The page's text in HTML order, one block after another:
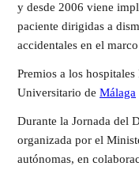
y desde 2006 viene
paciente dirigidas a
accidentales en el
Premios a los
Universitario de Málaga
Durante la Jornada del
organizada por el
autónomas, en